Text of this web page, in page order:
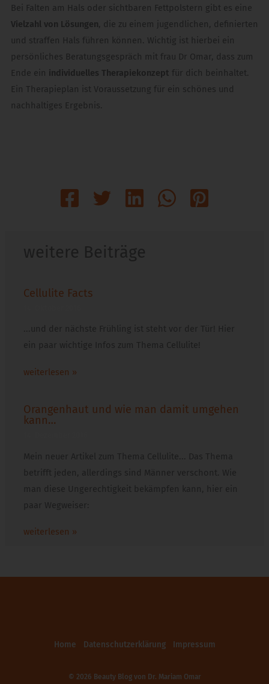
Bei Falten am Hals oder sichtbaren Fettpolstern gibt es eine
Vielzahl von Lösungen, die zu einem jugendlichen, definierten
und straffen Hals führen können. Wichtig ist hierbei ein
persönliches Beratungsgespräch mit frau Dr Omar, dass zum
Ende ein individuelles Therapiekonzept für dich beinhaltet.
Ein Therapieplan ist Voraussetzung für ein schönes und
nachhaltiges Ergebnis.
Cellulite Facts
weiterlesen »
Orangenhaut und wie man damit umgehen
kann…
weiterlesen »
Home Datenschutzerklärung Impressum
© 2026 Beauty Blog von Dr. Mariam Omar